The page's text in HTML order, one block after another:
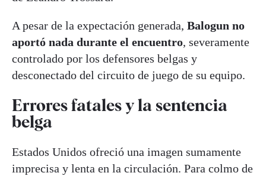
A pesar de la expectación generada, Balogun no
aportó nada durante el encuentro, severamente
controlado por los defensores belgas y
desconectado del circuito de juego de su equipo.
Errores fatales y la sentencia
belga
Estados Unidos ofreció una imagen sumamente
imprecisa y lenta en la circulación. Para colmo de